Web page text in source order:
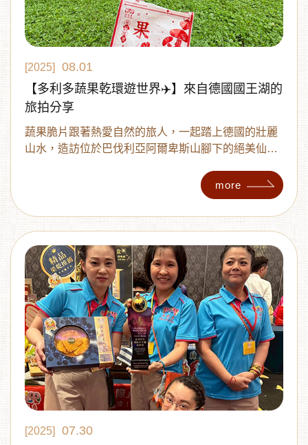
[2025]
08.01
【多利多蔬果乾環遊世界✈️】來自德國國王湖的
旅拍分享
蔬果脆片跟著熱愛自然的旅人，一起踏上德國的壯麗
山水，造訪位於巴伐利亞阿爾卑斯山腳下的絕美仙境
more
[2025]
07.30